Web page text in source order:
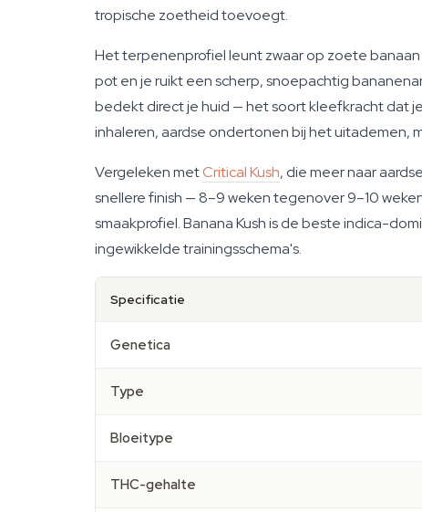
tropische zoetheid toevoegt.
Het terpenenprofiel leunt zwaar op zoete
pot en je ruikt een scherp, snoepachtig
bedekt direct je huid — het soort kleefkracht dat
inhaleren, aardse ondertonen bij het uitademen,
Vergeleken metCritical Kush, die meer naar
snellere finish — 8–9 weken tegenover 9–10
smaakprofiel. Banana Kush is de beste indica-
ingewikkelde trainingsschema's.
Specificatie
Genetica
Type
Bloeitype
THC-gehalte